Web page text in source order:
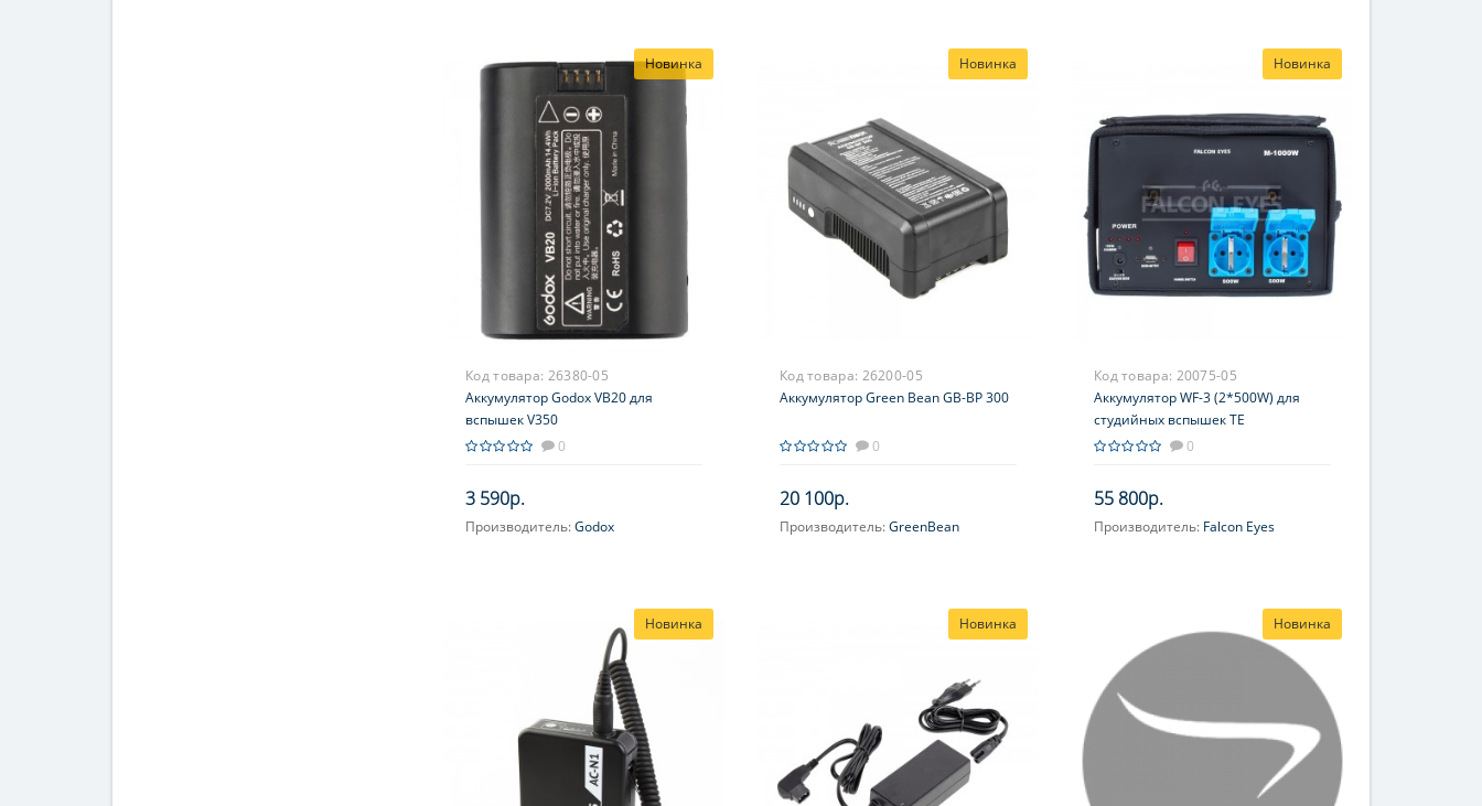
Новинка
Код товара: 26380-05
Аккумулятор Godox VB20 для
вспышек V350
0
3 590р.
Производитель:Godox
Новинка
Код товара: 26200-05
Аккумулятор Green Bean GB-BP 300
0
20 100р.
Производитель:GreenBean
Новинка
Код товара: 20075-05
Аккумулятор WF-3 (2*500W) для
студийных вспышек TE
0
55 800р.
Производитель: Falcon Eyes
Новинка Новинка Новинка